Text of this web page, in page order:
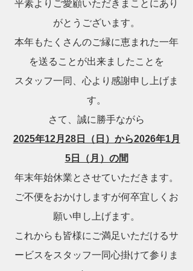
平素よりご愛顧いただきまことにあり
がとうございます。
本年もたくさんのご縁に恵まれた一年
を送ることが出来ましたことを
スタッフ一同、心より感謝申し上げま
す。
さて、誠に勝手ながら
2025年12月28日（日）から2026年1月
5日（月）の間
年末年始休業とさせていただきます。
ご不便をおかけしますが何卒宜しくお
願い申し上げます。
これからも皆様にご満足いただけるサ
ービスをスタッフ一同心掛けて参りま